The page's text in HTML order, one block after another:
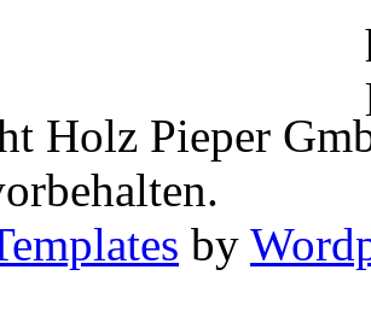
Holz Pieper
by